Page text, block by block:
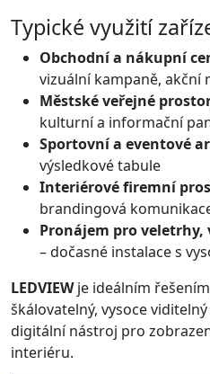
Typické využití
Obchodní a nákupní
vizuální kampaně, akční
Městské veřejné
kulturní a informační
Sportovní a eventové
výsledkové tabule
Interiérové firemní
brandingová
Pronájem pro
– dočasné instalace s
LEDVIEWje ideálním
škálovatelný, vysoce
digitální nástroj pro
interiéru.